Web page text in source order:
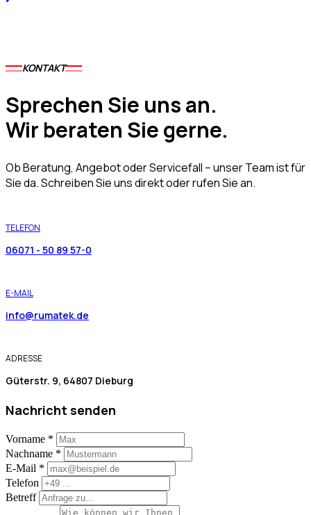
KONTAKT
Sprechen Sie uns an.
Wir beraten Sie gerne.
Ob Beratung, Angebot oder Servicefall – unser Team ist für
Sie da. Schreiben Sie uns direkt oder rufen Sie an.
TELEFON
06071 - 50 89 57-0
E-MAIL
info@rumatek.de
ADRESSE
Güterstr. 9, 64807 Dieburg
Nachricht senden
Vorname *
Nachname *
E-Mail *
Telefon
Betreff